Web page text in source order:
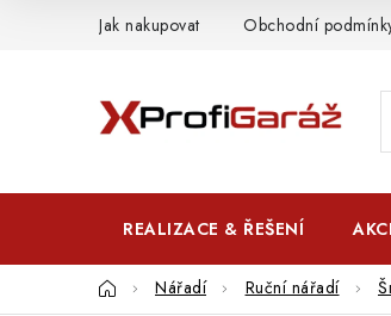
Jak nakupovat Obchodní
REALIZACE & ŘEŠENÍ
DomůNářadí Ruční nářadí